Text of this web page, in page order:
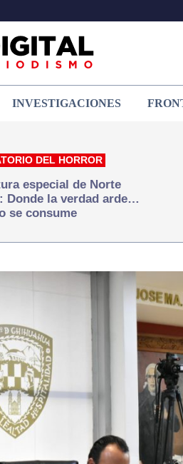
INVESTIGACIONES
DEL HORROR
especial de Norte
Donde la verdad arde…
se consume